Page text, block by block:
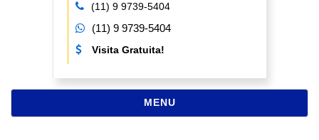
(11) 9 9739-5404
(11) 9 9739-5404
Visita Gratuita!
MENUNAVEGAÇÃO